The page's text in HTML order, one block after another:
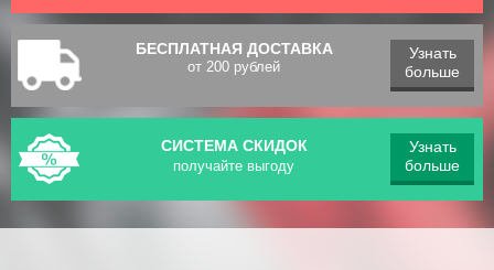
БЕСПЛАТНАЯ ДОСТАВКА
от 200 рублей
Узнать
больше
СИСТЕМА СКИДОК
получайте выгоду
Узнать
больше